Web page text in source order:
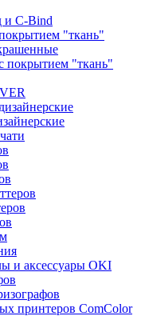
и C-Bind
"ткань"
покрытием "ткань"
и аксессуары OKI
принтеров ComColor